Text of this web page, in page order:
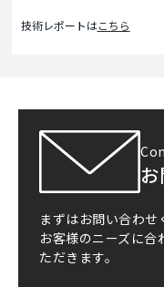
技術レポートはこちら
まずはお問い合わせ
お客様のニーズに
ただきます。